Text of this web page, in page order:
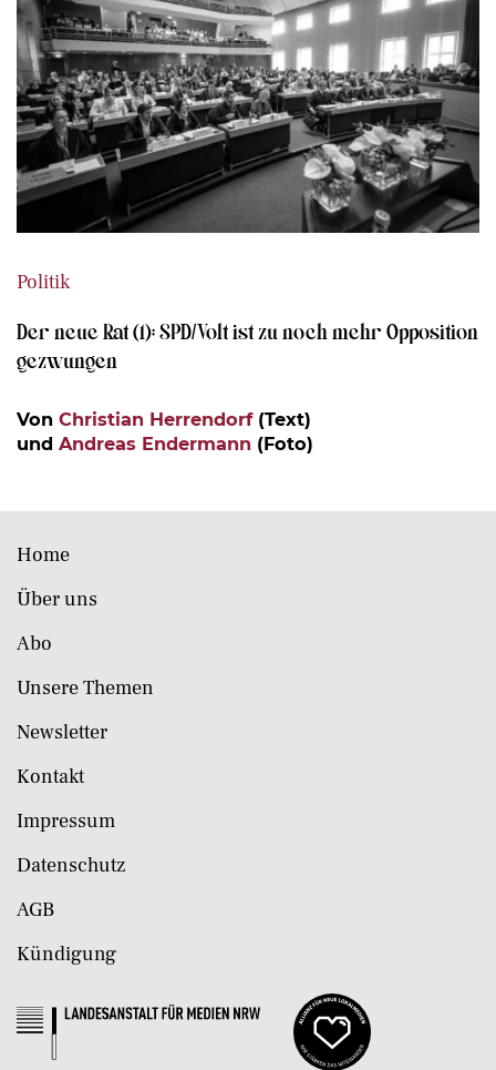
Politik
Der neue Rat (1): SPD/Volt ist zu noch mehr Opposition
gezwungen
Von Christian Herrendorf(Text)
und Andreas Endermann (Foto)
Home
Über uns
Abo
Unsere Themen
Newsletter
Kontakt
Impressum
Datenschutz
AGB
Kündigung